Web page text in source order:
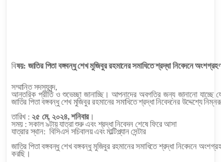
বিষয়: জাতির পিতা বঙ্গবন্ধু শেখ মুজিবুররহমানেরসমাধিতেশ্রদ্ধা নিবেদনে
সম্মানিত সদস্যবৃন্দ,
আন্তরিক প্রীতি ও শুভেচ্ছা জানাচ্ছি। আপনাদের অবগতির জন্য জানানো যাচ্ছে
জাতির পিতা বঙ্গবন্ধু শেখ মুজিবুর রহমানের সমাধিতেশ্রদ্ধানিবেদনের উদ্দেশ্যে
তারিখ :২৫ মে, ২০২৪,শনিবার।
সময়:সকাল৯টায়যাত্রাশুরুএবং শ্রদ্ধা নিবেদন শেষে ফিরে আসা
যাত্রার স্থান: বিসিএস সচিবালয় এবং মাল্টিপ্ল্যান সেন্টার
জাতির পিতা বঙ্গবন্ধু শেখ বঙ্গবন্ধু মুজিবুর রহমানের সমাধিতে শ্রদ্ধা নিবেদনে
করছি।